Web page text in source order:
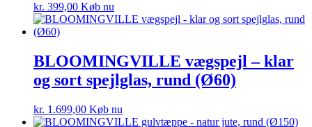
kr. 399,00 Køb nu
BLOOMINGVILLE vægspejl – klar
og sort spejlglas, rund (Ø60)
kr. 1.699,00 Køb nu